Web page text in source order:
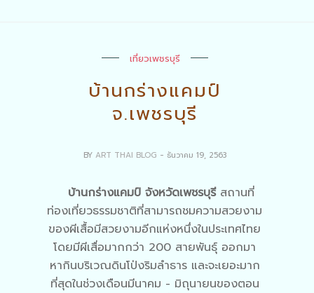
เที่ยวเพชรบุรี
บ้านกร่างแคมป์
จ.เพชรบุรี
BY ART THAI BLOG - ธันวาคม 19, 2563
บ้านกร่างแคมป์ จังหวัดเพชรบุรีสถานที่
ท่องเที่ยวธรรมชาติที่สามารถชมความสวยงาม
ของผีเสื้อมีสวยงามอีกแห่งหนึ่งในประเทศไทย
โดยมีผีเสื่อมากกว่า 200 สายพันธุ์ ออกมา
หากินบริเวณดินโป่งริมลำธาร และจะเยอะมาก
ที่สุดในช่วงเดือนมีนาคม - มิถุนายนของตอน